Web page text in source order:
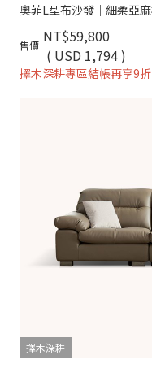
售價 NT$59,800
( USD 1,794 )
擇木深耕專區結帳再享9折
擇木深耕